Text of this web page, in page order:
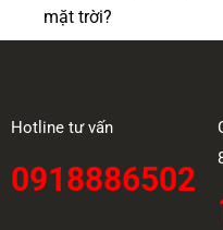
mặt trời?
Hotline tư vấn
0918886502